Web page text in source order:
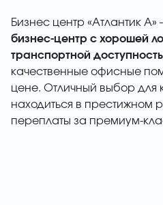
Бизнес центр «Атлантик А»
бизнес-центр с хорошей
транспортной
качественные офисные
цене. Отличный выбор для
находиться в престижном
переплаты за премиум-